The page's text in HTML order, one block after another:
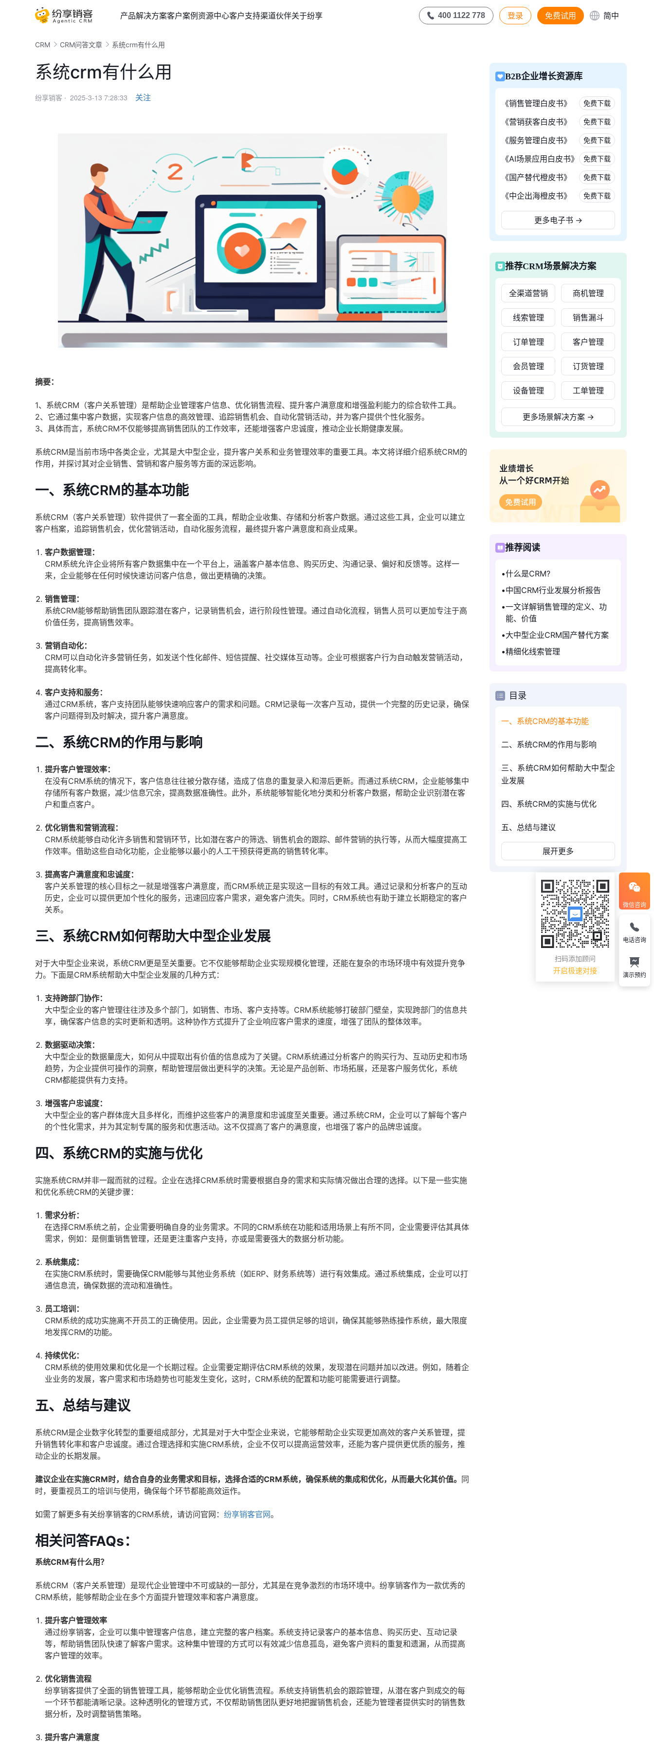
产品解决方案客户案例资源中心客户支持渠道伙伴关于纷享 400 1122 778 登录 免费试用 简中
CRM CRM问答文章 系统crm有什么用
系统crm有什么用
纷享销客 · 2025-3-13 7:28:33 关注
摘要：
1、系统CRM（客户关系管理）是帮助企业管理客户信息、优化销售流程、提升客户满意度和增强盈利能力的综合软件工具。
2、它通过集中客户数据，实现客户信息的高效管理、追踪销售机会、自动化营销活动，并为客户提供个性化服务。
3、具体而言，系统CRM不仅能够提高销售团队的工作效率，还能增强客户忠诚度，推动企业长期健康发展。
系统CRM是当前市场中各类企业，尤其是大中型企业，提升客户关系和业务管理效率的重要工具。本文将详细介绍系统CRM的
作用，并探讨其对企业销售、营销和客户服务等方面的深远影响。
一、系统CRM的基本功能
系统CRM（客户关系管理）软件提供了一套全面的工具，帮助企业收集、存储和分析客户数据。通过这些工具，企业可以建立
客户档案，追踪销售机会，优化营销活动，自动化服务流程，最终提升客户满意度和商业成果。
客户数据管理：
CRM系统允许企业将所有客户数据集中在一个平台上，涵盖客户基本信息、购买历史、沟通记录、偏好和反馈等。这样一
来，企业能够在任何时候快速访问客户信息，做出更精确的决策。
销售管理：
系统CRM能够帮助销售团队跟踪潜在客户，记录销售机会，进行阶段性管理。通过自动化流程，销售人员可以更加专注于高
价值任务，提高销售效率。
营销自动化：
CRM可以自动化许多营销任务，如发送个性化邮件、短信提醒、社交媒体互动等。企业可根据客户行为自动触发营销活动，
提高转化率。
客户支持和服务：
通过CRM系统，客户支持团队能够快速响应客户的需求和问题。CRM记录每一次客户互动，提供一个完整的历史记录，确保
客户问题得到及时解决，提升客户满意度。
二、系统CRM的作用与影响
提升客户管理效率：
在没有CRM系统的情况下，客户信息往往被分散存储，造成了信息的重复录入和滞后更新。而通过系统CRM，企业能够集中
存储所有客户数据，减少信息冗余，提高数据准确性。此外，系统能够智能化地分类和分析客户数据，帮助企业识别潜在客
户和重点客户。
优化销售和营销流程：
CRM系统能够自动化许多销售和营销环节，比如潜在客户的筛选、销售机会的跟踪、邮件营销的执行等，从而大幅度提高工
作效率。借助这些自动化功能，企业能够以最小的人工干预获得更高的销售转化率。
提高客户满意度和忠诚度：
客户关系管理的核心目标之一就是增强客户满意度，而CRM系统正是实现这一目标的有效工具。通过记录和分析客户的互动
历史，企业可以提供更加个性化的服务，迅速回应客户需求，避免客户流失。同时，CRM系统也有助于建立长期稳定的客户
关系。
三、系统CRM如何帮助大中型企业发展
对于大中型企业来说，系统CRM更是至关重要。它不仅能够帮助企业实现规模化管理，还能在复杂的市场环境中有效提升竞争
力。下面是CRM系统帮助大中型企业发展的几种方式：
支持跨部门协作：
大中型企业的客户管理往往涉及多个部门，如销售、市场、客户支持等。CRM系统能够打破部门壁垒，实现跨部门的信息共
享，确保客户信息的实时更新和透明。这种协作方式提升了企业响应客户需求的速度，增强了团队的整体效率。
数据驱动决策：
大中型企业的数据量庞大，如何从中提取出有价值的信息成为了关键。CRM系统通过分析客户的购买行为、互动历史和市场
趋势，为企业提供可操作的洞察，帮助管理层做出更科学的决策。无论是产品创新、市场拓展，还是客户服务优化，系统
CRM都能提供有力支持。
增强客户忠诚度：
大中型企业的客户群体庞大且多样化，而维护这些客户的满意度和忠诚度至关重要。通过系统CRM，企业可以了解每个客户
的个性化需求，并为其定制专属的服务和优惠活动。这不仅提高了客户的满意度，也增强了客户的品牌忠诚度。
四、系统CRM的实施与优化
实施系统CRM并非一蹴而就的过程。企业在选择CRM系统时需要根据自身的需求和实际情况做出合理的选择。以下是一些实施
和优化系统CRM的关键步骤：
需求分析：
在选择CRM系统之前，企业需要明确自身的业务需求。不同的CRM系统在功能和适用场景上有所不同，企业需要评估其具体
需求，例如：是侧重销售管理，还是更注重客户支持，亦或是需要强大的数据分析功能。
系统集成：
在实施CRM系统时，需要确保CRM能够与其他业务系统（如ERP、财务系统等）进行有效集成。通过系统集成，企业可以打
通信息流，确保数据的流动和准确性。
员工培训：
CRM系统的成功实施离不开员工的正确使用。因此，企业需要为员工提供足够的培训，确保其能够熟练操作系统，最大限度
地发挥CRM的功能。
持续优化：
CRM系统的使用效果和优化是一个长期过程。企业需要定期评估CRM系统的效果，发现潜在问题并加以改进。例如，随着企
业业务的发展，客户需求和市场趋势也可能发生变化，这时，CRM系统的配置和功能可能需要进行调整。
五、总结与建议
系统CRM是企业数字化转型的重要组成部分，尤其是对于大中型企业来说，它能够帮助企业实现更加高效的客户关系管理，提
升销售转化率和客户忠诚度。通过合理选择和实施CRM系统，企业不仅可以提高运营效率，还能为客户提供更优质的服务，推
动企业的长期发展。
建议企业在实施CRM时，结合自身的业务需求和目标，选择合适的CRM系统，确保系统的集成和优化，从而最大化其价值。 同
时，要重视员工的培训与使用，确保每个环节都能高效运作。
如需了解更多有关纷享销客的CRM系统，请访问官网： 纷享销客官网。
相关问答FAQs：
系统CRM有什么用？
系统CRM（客户关系管理）是现代企业管理中不可或缺的一部分，尤其是在竞争激烈的市场环境中。纷享销客作为一款优秀的
CRM系统，能够帮助企业在多个方面提升管理效率和客户满意度。
提升客户管理效率
通过纷享销客，企业可以集中管理客户信息，建立完整的客户档案。系统支持记录客户的基本信息、购买历史、互动记录
等，帮助销售团队快速了解客户需求。这种集中管理的方式可以有效减少信息孤岛，避免客户资料的重复和遗漏，从而提高
客户管理的效率。
优化销售流程
纷享销客提供了全面的销售管理工具，能够帮助企业优化销售流程。系统支持销售机会的跟踪管理，从潜在客户到成交的每
一个环节都能清晰记录。这种透明化的管理方式，不仅帮助销售团队更好地把握销售机会，还能为管理者提供实时的销售数
据分析，及时调整销售策略。
提升客户满意度
B2B企业增长资源库
《销售管理白皮书》 免费下载
《营销获客白皮书》 免费下载
《服务管理白皮书》 免费下载
《AI场景应用白皮书》 免费下载
《国产替代橙皮书》 免费下载
《中企出海橙皮书》 免费下载
更多电子书 →
推荐CRM场景解决方案
全渠道营销 商机管理
线索管理 销售漏斗
订单管理 客户管理
会员管理 订货管理
设备管理 工单管理
更多场景解决方案 →
推荐阅读
什么是CRM?
中国CRM行业发展分析报告
一文详解销售管理的定义、功
能、价值
大中型企业CRM国产替代方案
精细化线索管理
目录
一、系统CRM的基本功能
二、系统CRM的作用与影响
三、系统CRM如何帮助大中型企
业发展
四、系统CRM的实施与优化
五、总结与建议
展开更多
微信咨询
扫码添加顾问
开启极速对接
电话咨询
演示预约